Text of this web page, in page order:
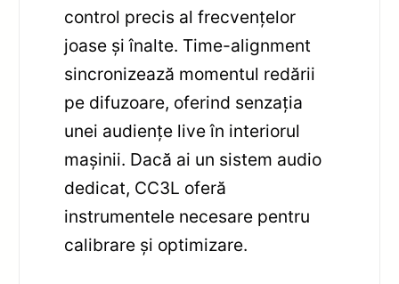
control precis al frecvențelor
joase și înalte. Time-alignment
sincronizează momentul redării
pe difuzoare, oferind senzația
unei audiențe live în interiorul
maşinii. Dacă ai un sistem audio
dedicat, CC3L oferă
instrumentele necesare pentru
calibrare și optimizare.